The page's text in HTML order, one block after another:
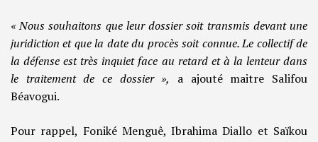
« Nous souhaitons que leur dossier soit transmis devant une
juridiction et que la date du procès soit connue. Le collectif de
la défense est très inquiet face au retard et à la lenteur dans
le traitement de ce dossier »,
a ajouté maitre Salifou
Béavogui.
Pour rappel, Foniké Menguê, Ibrahima Diallo et Saïkou